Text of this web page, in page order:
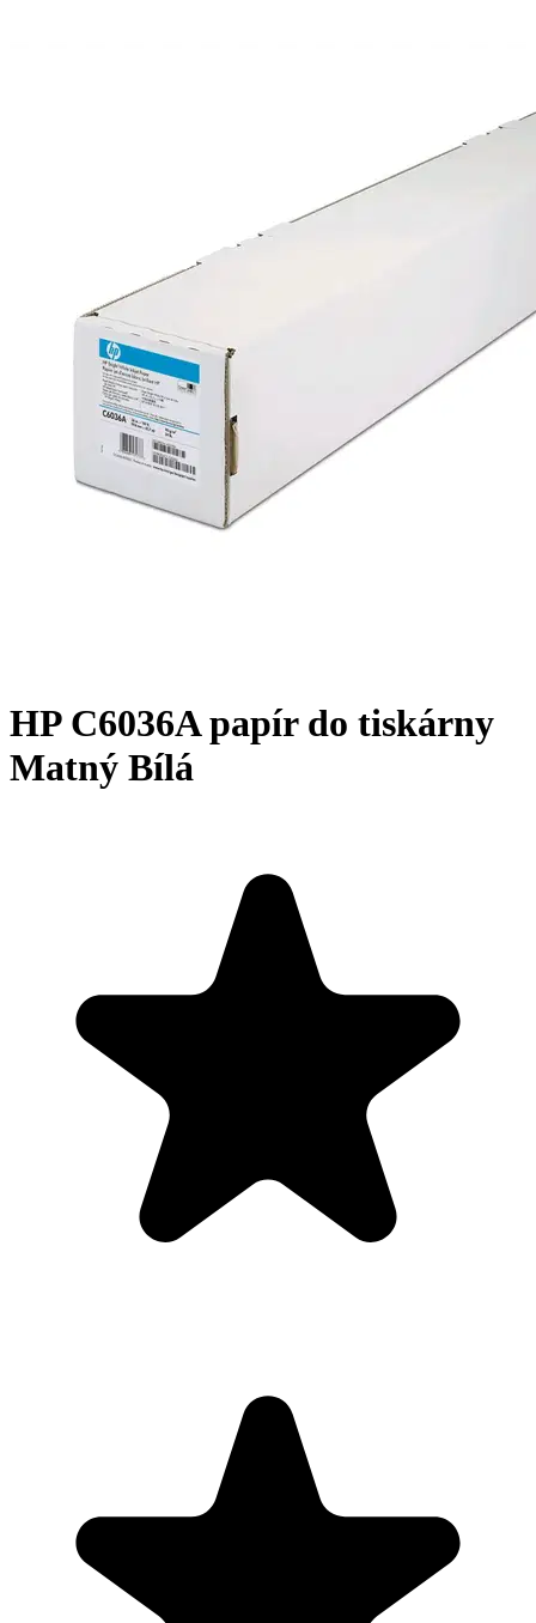
HP C6036A papír do tiskárny
Matný Bílá